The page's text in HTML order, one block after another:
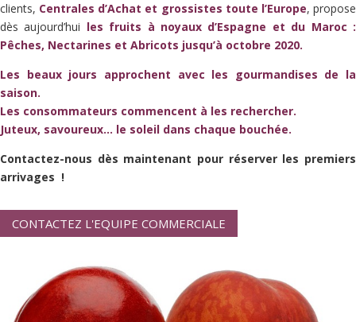
clients, Centrales d’Achat et grossistes toute l’Europe, propose
dès aujourd’hui les fruits à noyaux d’Espagne et du Maroc :
Pêches, Nectarines et Abricots jusqu’à octobre 2020.
Les beaux jours approchent avec les gourmandises de la
saison.
Les consommateurs commencent à les rechercher.
Juteux, savoureux… le soleil dans chaque bouchée.
Contactez-nous dès maintenant pour réserver les premiers
arrivages !
CONTACTEZ L'EQUIPE COMMERCIALE